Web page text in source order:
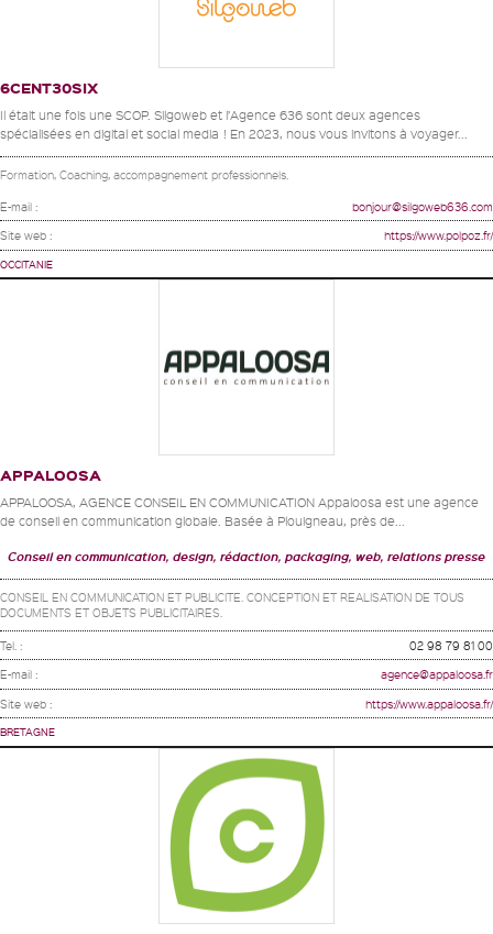
6CENT30SIX
Il était une fois une SCOP. Silgoweb et l’Agence 636 sont deux agences
spécialisées en digital et social media ! En 2023, nous vous invitons à voyager...
Formation, Coaching, accompagnement professionnels.
E-mail : bonjour@silgoweb636.com
Site web : https://www.polpoz.fr/
OCCITANIE
APPALOOSA
APPALOOSA, AGENCE CONSEIL EN COMMUNICATION Appaloosa est une agence
de conseil en communication globale. Basée à Plouigneau, près de...
Conseil en communication, design, rédaction, packaging, web, relations presse
CONSEIL EN COMMUNICATION ET PUBLICITE. CONCEPTION ET REALISATION DE TOUS
DOCUMENTS ET OBJETS PUBLICITAIRES.
Tel. : 02 98 79 81 00
E-mail : agence@appaloosa.fr
Site web : https://www.appaloosa.fr/
BRETAGNE